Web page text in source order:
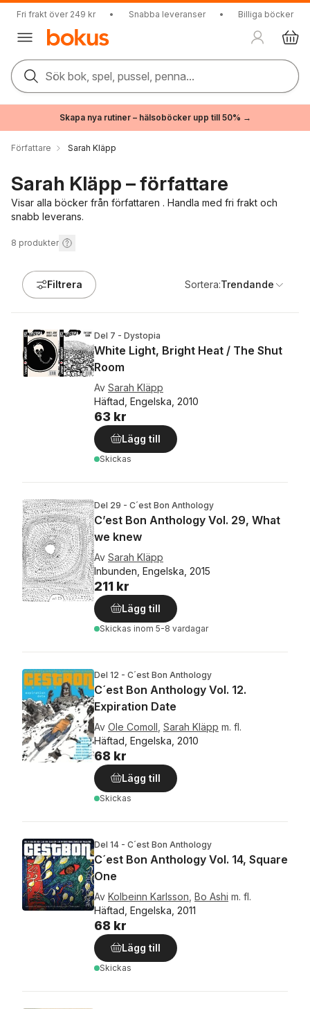
Fri frakt över 249 kr • Snabba leveranser • Billiga böcker
Sök bok, spel, pussel, penna...
Skapa nya rutiner – hälsoböcker upp till 50% →
Författare Sarah Kläpp
Sarah Kläpp – författare
Visar alla böcker från författaren . Handla med fri frakt och
snabb leverans.
8 produkter
Filtrera Sortera:Trendande
Del 7 - Dystopia
White Light, Bright Heat / The Shut
Room
Av Sarah Kläpp
Häftad, Engelska, 2010
63 kr
Lägg till
Skickas
Del 29 - C´est Bon Anthology
C’est Bon Anthology Vol. 29, What
we knew
Av Sarah Kläpp
Inbunden, Engelska, 2015
211 kr
Lägg till
Skickas inom 5-8 vardagar
Del 12 - C´est Bon Anthology
C´est Bon Anthology Vol. 12.
Expiration Date
Av Ole Comoll Sarah Kläpp m. fl.
Häftad, Engelska, 2010
68 kr
Lägg till
Skickas
Del 14 - C´est Bon Anthology
C´est Bon Anthology Vol. 14, Square
One
Av Kolbeinn Karlsson Bo Ashi m. fl.
Häftad, Engelska, 2011
68 kr
Lägg till
Skickas